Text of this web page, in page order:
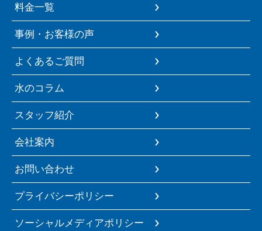
料金一覧
事例・お客様の声
よくあるご質問
水のコラム
スタッフ紹介
会社案内
お問い合わせ
プライバシーポリシー
ソーシャルメディアポリシー